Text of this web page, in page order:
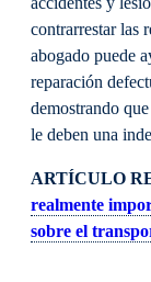
contrarrestar las
abogado puede
reparación
demostrando
le deben una
ARTÍCULO
realmente
sobre el